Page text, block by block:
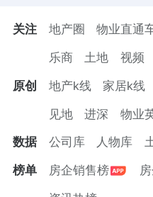
关注 地产圈 物业直通
乐商 土地 视频
原创 地产k线 家居k线
见地 进深 物业
数据 公司库 人物库
榜单 房企销售榜